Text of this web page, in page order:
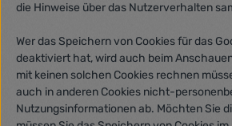
die Hinweise über das Nutzerverhalten
Wer das Speichern von Cookies für das
deaktiviert hat, wird auch beim
mit keinen solchen Cookies rechnen
auch in anderen Cookies nicht-
Nutzungsinformationen ab. Möchten Sie